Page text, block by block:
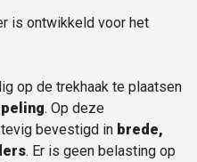
is ontwikkeld voor het
op de trekhaak te plaatsen
. Op deze
bevestigd in brede,
. Er is geen belasting op